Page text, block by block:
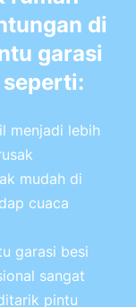
di
garasi
menjadi lebih
mudah di
cuaca
garasi besi
sangat
pintu